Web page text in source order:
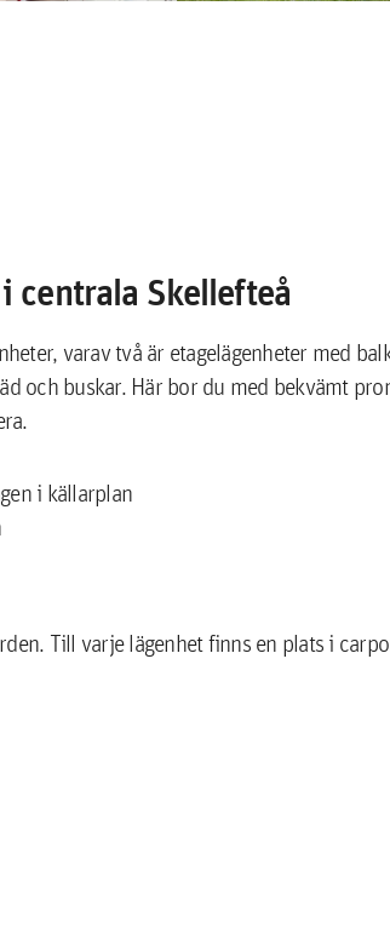
centrala Skellefteå
varav två är etagelägenheter med
och buskar. Här bor du med bekvämt
i källarplan
Till varje lägenhet finns en plats i